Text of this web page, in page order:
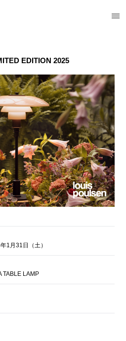
EDITION 2025
1月31日（土）
TABLE LAMP